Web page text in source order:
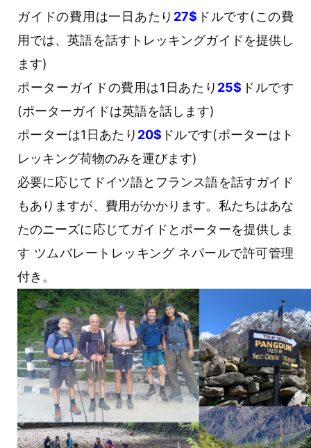
ガイドの費用は一日あたり 27$ ドルです(この費
用では、英語を話すトレッキングガイドを提供し
ます)
ポーターガイドの費用は1日あたり 25$ ドルです
(ポーターガイドは英語を話します)
ポーターは1日あたり 20$ ドルです(ポーターはト
レッキング荷物のみを運びます)
必要に応じてドイツ語とフランス語を話すガイド
もありますが、費用がかかります。私たちはあな
たのニーズに応じてガイドとポーターを提供しま
す ツムバレートレッキング ネパールで許可管理
付き。